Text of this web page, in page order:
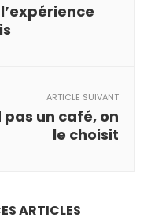
ARTICLE SUIVANT
pas un café, on
le choisit
ARTICLES